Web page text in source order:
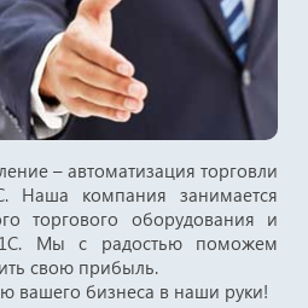
– автоматизация торговли
Наша компания занимается
торгового оборудования и
Мы с радостью поможем
свою прибыль.
вашего бизнеса в наши руки!